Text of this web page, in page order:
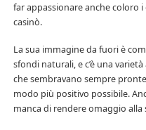
far appassionare anche coloro
casinò.
La sua immagine da fuori è
sfondi naturali, e c’è una
che sembravano sempre
modo più positivo possibile.
manca di rendere omaggio alla